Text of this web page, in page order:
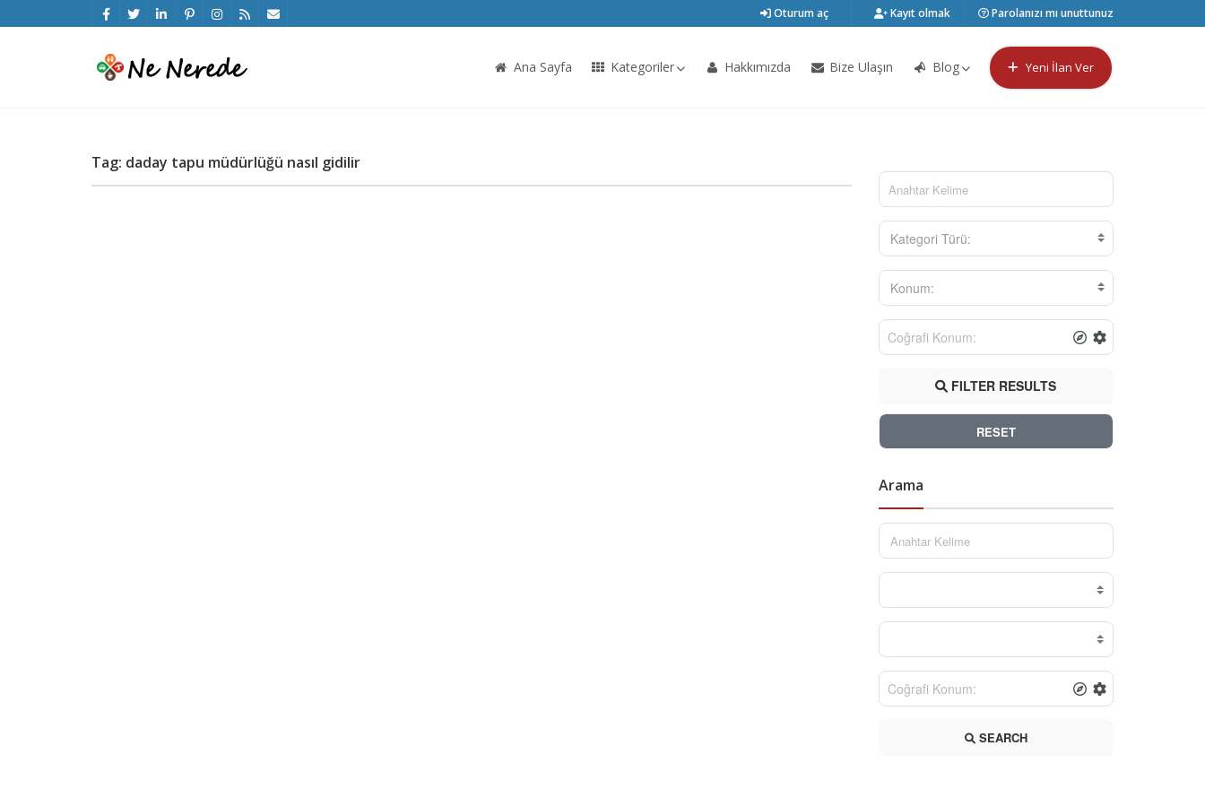
Oturum aç Kayıt olmak Parolanızı mı unuttunuz
Ana Sayfa Kategoriler Hakkımızda Bize Ulaşın Blog Yeni İlan Ver
Tag: daday tapu müdürlüğü nasıl gidilir
Kategori Türü:
Konum:
FILTER RESULTS
RESET
Arama
SEARCH